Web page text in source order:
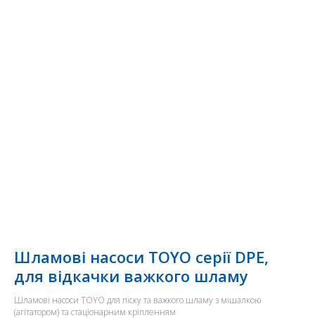
Шламові насоси TOYO серії DPE,
для відкачки важкого шламу
Шламові насоси TOYO для піску та важкого шламу з мішалкою
(агітатором) та стаціонарним кріпленням